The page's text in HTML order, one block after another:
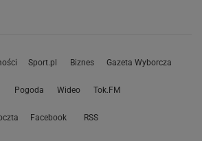
Sport.pl Biznes Gazeta Wyborcza
Pogoda Wideo Tok.FM
Facebook RSS